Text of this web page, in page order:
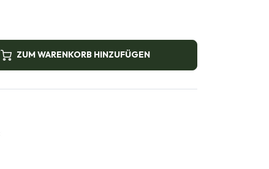
ZUM WARENKORB HINZUFÜGEN